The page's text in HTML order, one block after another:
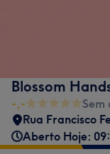
Blossom
-,-
Sem
Rua Francisco
Aberto Hoje: